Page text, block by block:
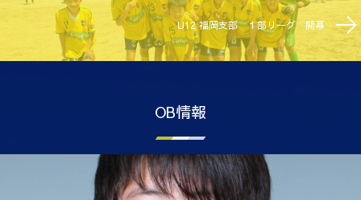
U12 福岡支部 １部リーグ 開幕
OB情報